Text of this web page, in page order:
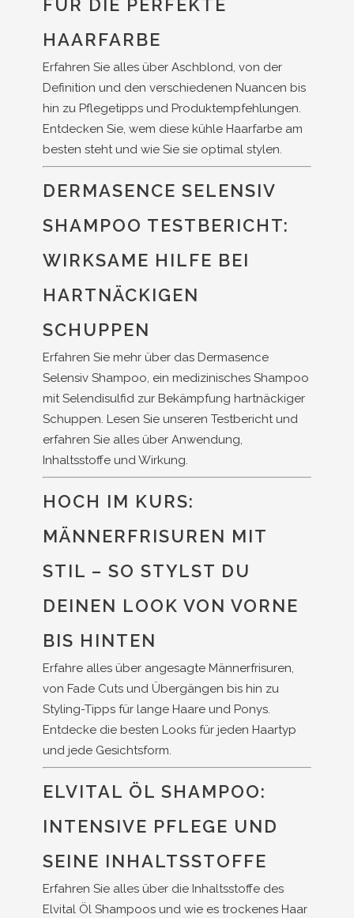
FÜR DIE PERFEKTE
HAARFARBE
Erfahren Sie alles über Aschblond, von der
Definition und den verschiedenen Nuancen bis
hin zu Pflegetipps und Produktempfehlungen.
Entdecken Sie, wem diese kühle Haarfarbe am
besten steht und wie Sie sie optimal stylen.
DERMASENCE SELENSIV
SHAMPOO TESTBERICHT:
WIRKSAME HILFE BEI
HARTNÄCKIGEN
SCHUPPEN
Erfahren Sie mehr über das Dermasence
Selensiv Shampoo, ein medizinisches Shampoo
mit Selendisulfid zur Bekämpfung hartnäckiger
Schuppen. Lesen Sie unseren Testbericht und
erfahren Sie alles über Anwendung,
Inhaltsstoffe und Wirkung.
HOCH IM KURS:
MÄNNERFRISUREN MIT
STIL – SO STYLST DU
DEINEN LOOK VON VORNE
BIS HINTEN
Erfahre alles über angesagte Männerfrisuren,
von Fade Cuts und Übergängen bis hin zu
Styling-Tipps für lange Haare und Ponys.
Entdecke die besten Looks für jeden Haartyp
und jede Gesichtsform.
ELVITAL ÖL SHAMPOO:
INTENSIVE PFLEGE UND
SEINE INHALTSSTOFFE
Erfahren Sie alles über die Inhaltsstoffe des
Elvital Öl Shampoos und wie es trockenes Haar